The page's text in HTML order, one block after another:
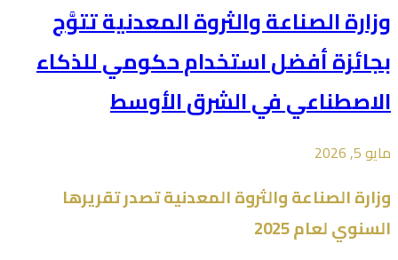
وزارة الصناعة والثروة المعدنية تتوَّج
بجائزة أفضل استخدام حكومي للذكاء
الاصطناعي في الشرق الأوسط
مايو 5, 2026
وزارة ⁧الصناعة والثروة المعدنية⁩ تصدر تقريرها
السنوي لعام 2025